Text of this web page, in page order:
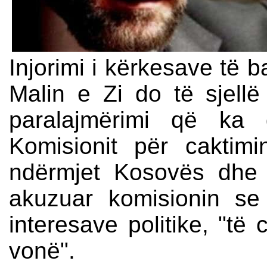
Injorimi i kërkesave të
Malin e Zi do të
paralajmërimi që ka
Komisionit për
ndërmjet Kosovës
akuzuar komisionin
interesave politike, "të
vonë".